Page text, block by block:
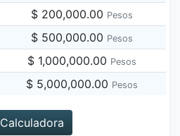
$ 200,000.00 Pesos
$ 500,000.00 Pesos
$ 1,000,000.00 Pesos
$ 5,000,000.00 Pesos
Calculadora